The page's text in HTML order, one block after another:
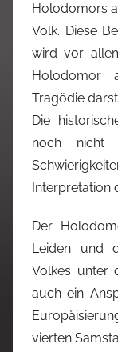
Holodomors
Volk. Diese
wird vor
Holodomor
Tragödie
Die
noch nicht
Interpretation
Der
Leiden und
Volkes unter
auch ein
vierten